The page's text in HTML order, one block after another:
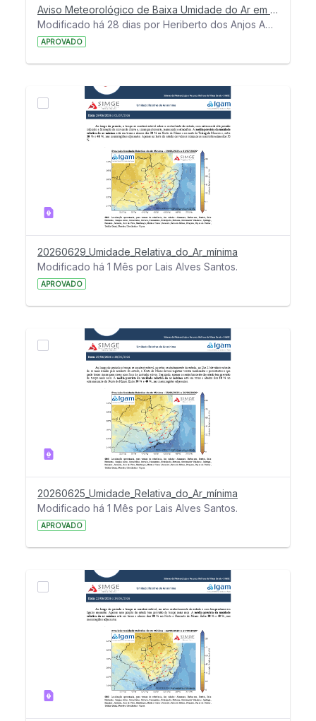
Aviso Meteorológico de Baixa Umidade do Ar em MG - 2 a 5 de julho de 2026
Modificado há 28 dias por Heriberto dos Anjos Amaro.
APROVADO
20260629_Umidade_Relativa_do_Ar_mínima
Modificado há 1 Mês por Lais Alves Santos.
APROVADO
20260625_Umidade_Relativa_do_Ar_mínima
Modificado há 1 Mês por Lais Alves Santos.
APROVADO